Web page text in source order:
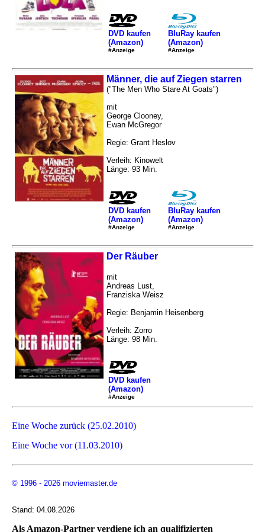
DVD kaufen
(Amazon)
#Anzeige
BluRay kaufen
(Amazon)
#Anzeige
Männer, die auf Ziegen starren
("The Men Who Stare At Goats")
mit
George Clooney,
Ewan McGregor
Regie: Grant Heslov
Verleih: Kinowelt
Länge: 93 Min.
DVD kaufen
(Amazon)
#Anzeige
BluRay kaufen
(Amazon)
#Anzeige
Der Räuber
mit
Andreas Lust,
Franziska Weisz
Regie: Benjamin Heisenberg
Verleih: Zorro
Länge: 98 Min.
DVD kaufen
(Amazon)
#Anzeige
Eine Woche zurück (25.02.2010)
Eine Woche vor (11.03.2010)
© 1996 - 2026 moviemaster.de
Stand: 04.08.2026
Als Amazon-Partner verdiene ich an qualifizierten